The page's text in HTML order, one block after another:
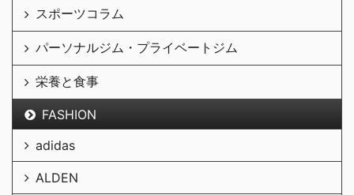
スポーツコラム
パーソナルジム・プライベートジム
栄養と食事
FASHION
adidas
ALDEN